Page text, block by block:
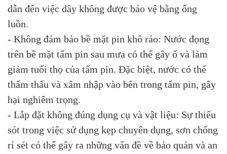
dẫn đến việc dây không được bảo vệ bằng ống
luồn.
- Không đảm bảo bề mặt pin khô ráo: Nước đọng
trên bề mặt tấm pin sau mưa có thể gây ố và làm
giảm tuổi thọ của tấm pin. Đặc biệt, nước có thể
thấm thấu và xâm nhập vào bên trong tấm pin, gây
hại nghiêm trọng.
- Lắp đặt không đúng dụng cụ và vật liệu: Sự thiếu
sót trong việc sử dụng kẹp chuyên dụng, sơn chống
rỉ sét có thể gây ra những vấn đề về bảo quản và an